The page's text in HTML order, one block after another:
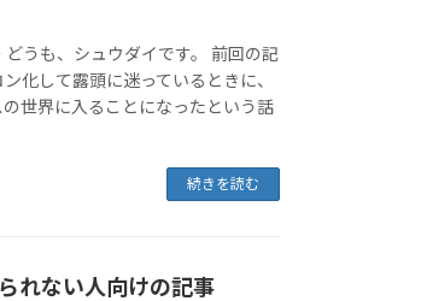
うも、シュウダイです。 前回の記
化して露頭に迷っているときに、
世界に入ることになったという話
続きを読む
れない人向けの記事